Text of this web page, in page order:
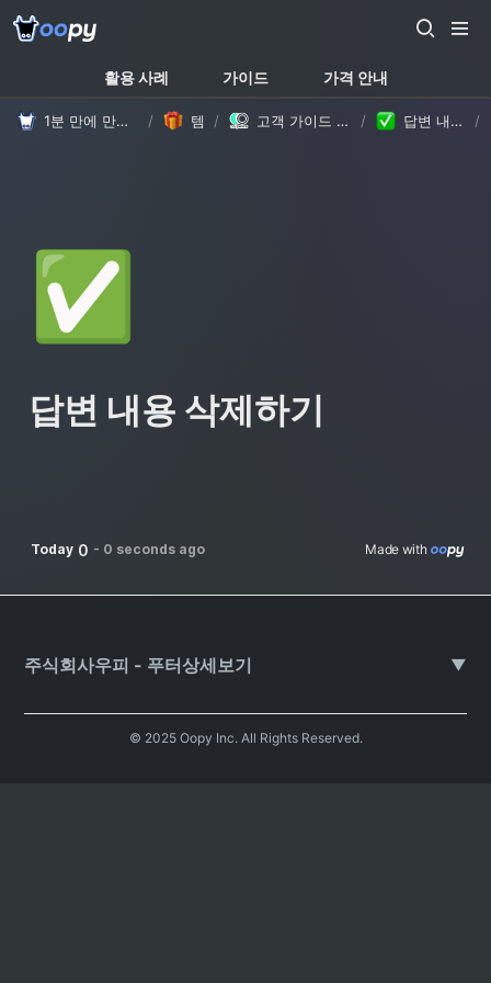
활용 사례 가이드 가격 안내
1분 만에 만드는 노션 웹사이트, 우피! / 템플릿/ 고객 가이드 템플릿 (with Oopy) / 답변 내용 삭제하기 /
✅
답변 내용 삭제하기
Today 0 - 0 seconds ago Made with
주식회사우피 - 푸터상세보기 ▼
© 2025 Oopy Inc. All Rights Reserved.